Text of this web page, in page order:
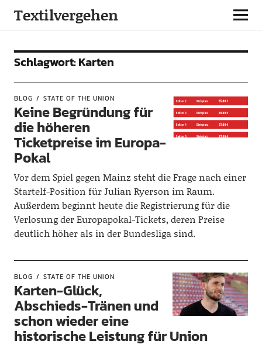
Textilvergehen
Schlagwort:Karten
BLOG STATE OF THE UNION
Keine Begründung für
die höheren
Ticketpreise im Europa-
Pokal
Vor dem Spiel gegen Mainz steht die Frage nach einer
Startelf-Position für Julian Ryerson im Raum.
Außerdem beginnt heute die Registrierung für die
Verlosung der Europapokal-Tickets, deren Preise
deutlich höher als in der Bundesliga sind.
BLOG STATE OF THE UNION
Karten-Glück,
Abschieds-Tränen und
schon wieder eine
historische Leistung für Union